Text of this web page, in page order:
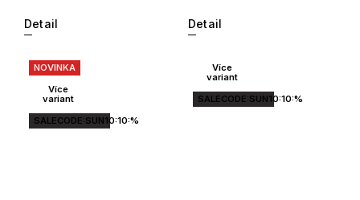
Detail Detail
NOVINKA
Více
variant
SALECODE:SUN10:10:%
Více
variant
SALECODE:SUN10:10:%